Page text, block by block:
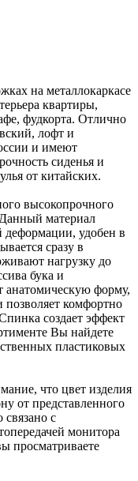
на металлокаркасе
квартиры,
фудкорта. Отлично
лофт и
и имеют
сиденья и
от китайских.
высокопрочного
материал
деформации, удобен в
сразу в
нагрузку до
бука и
анатомическую форму,
комфортно
создает эффект
Вы найдете
пластиковых
что цвет изделия
от представленного
связано с
монитора
просматриваете